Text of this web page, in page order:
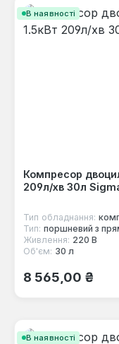
В наявності
Компресор
209л/хв 30л
Тип обладнання:
Тип: поршневий з
Живлення: 220 В
Об'єм: 30 л
Звичайна ціна:
8 565,00 ₴
В наявності